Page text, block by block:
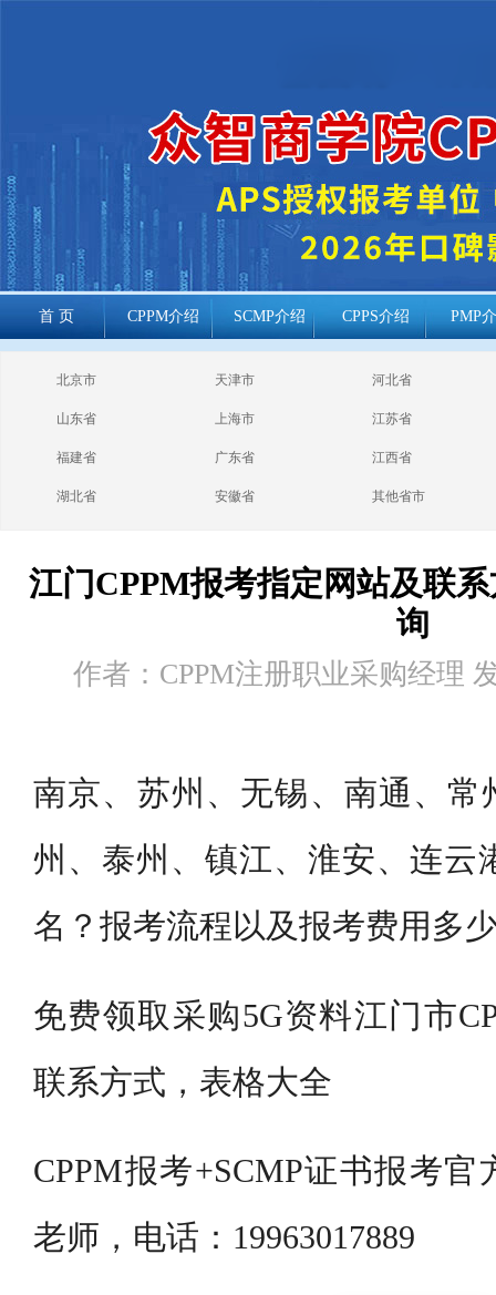
首 页 CPPM介绍 SCMP介绍 CPPS介绍 PMP
cppm报考常见
问题
北京市 天津市 河北省
山东省 上海市 江苏省
福建省 广东省 江西省
湖北省 安徽省 其他省市
江门CPPM报考指定网站及联
询
作者：CPPM注册职业采购经理
南京、苏州、无锡、南通、常
州、泰州、镇江、淮安、连云
名？报考流程以及报考费用多
免费领取采购5G资料江门市
联系方式，表格大全
CPPM报考+SCMP证书报考
老师，电话：19963017889